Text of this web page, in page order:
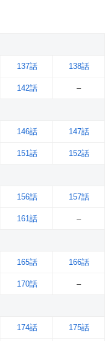
137話 138話
142話 –
146話 147話
151話 152話
156話 157話
161話 –
165話 166話
170話 –
174話 175話